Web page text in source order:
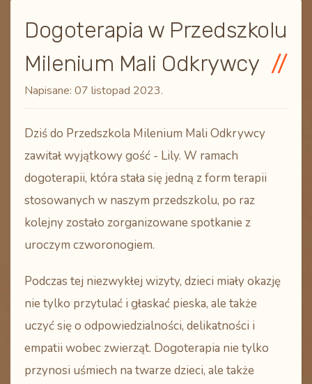
Dogoterapia w Przedszkolu
Milenium Mali Odkrywcy
Napisane: 07 listopad 2023.
Dziś do Przedszkola Milenium Mali Odkrywcy
zawitał wyjątkowy gość - Lily. W ramach
dogoterapii, która stała się jedną z form terapii
stosowanych w naszym przedszkolu, po raz
kolejny zostało zorganizowane spotkanie z
uroczym czworonogiem.
Podczas tej niezwykłej wizyty, dzieci miały okazję
nie tylko przytulać i głaskać pieska, ale także
uczyć się o odpowiedzialności, delikatności i
empatii wobec zwierząt. Dogoterapia nie tylko
przynosi uśmiech na twarze dzieci, ale także